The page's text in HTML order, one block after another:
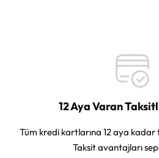
12 Aya Varan
Tüm kredi kartlarına 12 aya kadar
Taksit avantajları